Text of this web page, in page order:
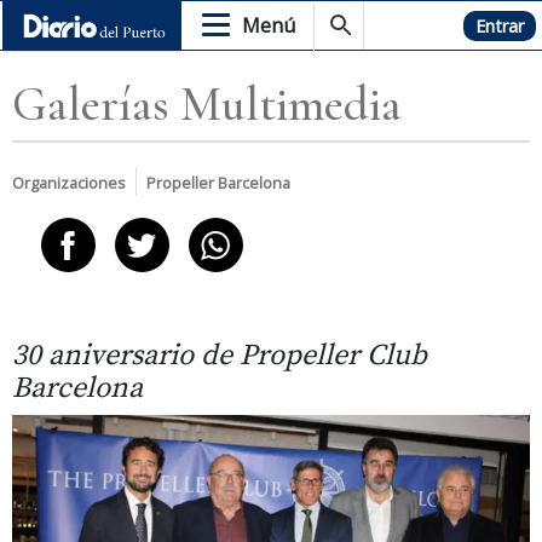
Menú Hemeroteca Entrar
Galerías Multimedia
Organizaciones Propeller Barcelona
30 aniversario de Propeller Club
Barcelona